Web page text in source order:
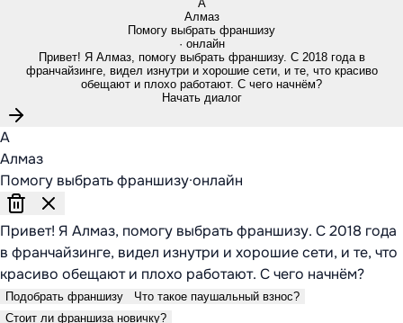
А
Алмаз
Помогу выбрать франшизу
· онлайн
Привет! Я Алмаз, помогу выбрать франшизу. С 2018 года в
франчайзинге, видел изнутри и хорошие сети, и те, что красиво
обещают и плохо работают. С чего начнём?
Начать диалог
А
Алмаз
Помогу выбрать франшизу·онлайн
Привет! Я Алмаз, помогу выбрать франшизу. С 2018 года
в франчайзинге, видел изнутри и хорошие сети, и те, что
красиво обещают и плохо работают. С чего начнём?
Подобрать франшизу
Что такое паушальный взнос?
Стоит ли франшиза новичку?